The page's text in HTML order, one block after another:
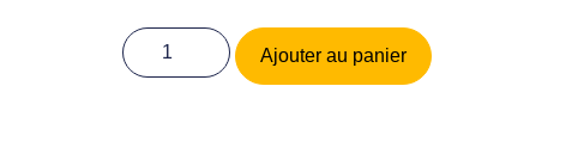
Ajouter au panier